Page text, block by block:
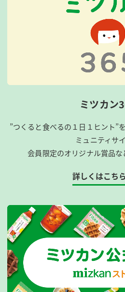
ミツカン
”つくると食べるの１日１ヒント”
ミュニティサイ
会員限定のオリジナル賞品な
詳しくはこちら